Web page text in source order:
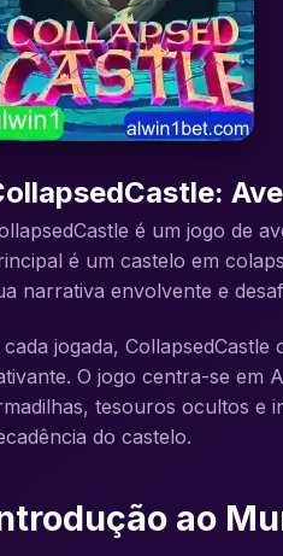
é um jogo de
é um castelo em
narrativa envolvente e
cada jogada,
O jogo centra-se em
tesouros ocultos e
do castelo.
ao